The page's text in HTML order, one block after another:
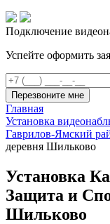
Подключение
Успейте оформить
Перезвоните мне
Главная
Установка
Гаврилов-Ямский
деревня Шильково
Установка
Защита и
Шильково